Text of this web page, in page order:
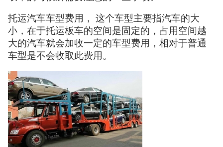
托运汽车车型费用， 这个车型主要指汽车的大
小，在于托运板车的空间是固定的，占用空间越
大的汽车就会加收一定的车型费用，相对于普通
车型是不会收取此费用。